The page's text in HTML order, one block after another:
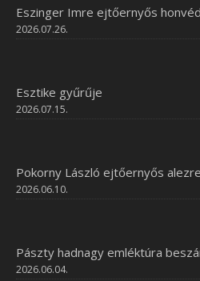
Eszinger Imre ejtőernyős honvéd
2026.07.26.
Esztike gyűrűje
2026.07.15.
Pokorny László ejtőernyős
2026.06.10.
Pászty hadnagy emléktúra
2026.06.04.